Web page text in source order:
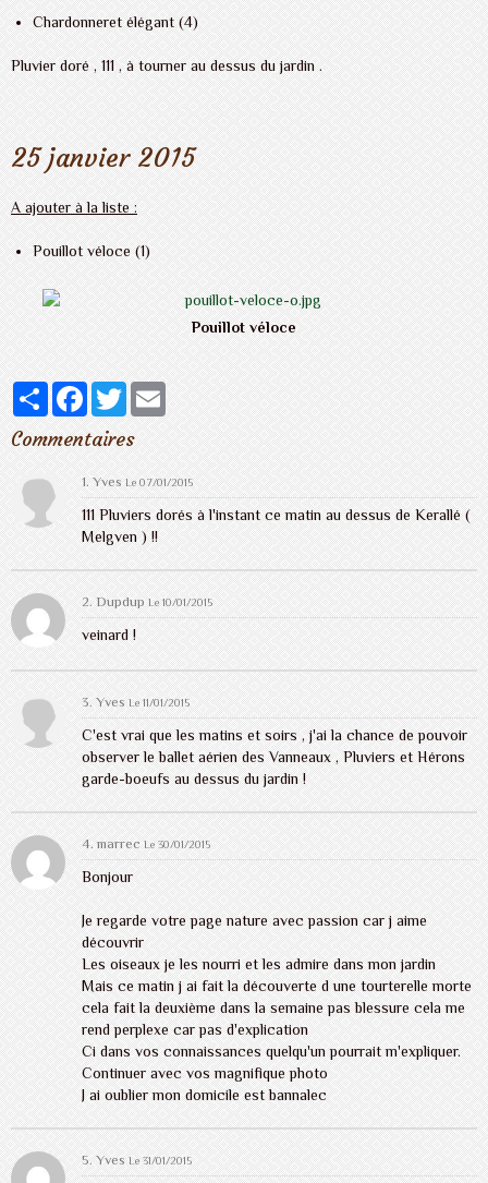
Chardonneret élégant (4)
Pluvier doré , 111 , à tourner au dessus du jardin .
25 janvier 2015
A ajouter à la liste :
Pouillot véloce (1)
Pouillot véloce
PartagerFacebook
TwitterEmail
Commentaires
1. YvesLe 07/01/2015
111 Pluviers dorés à l'instant ce matin au dessus de Kerallé (
Melgven ) !!
2.Dupdup Le 10/01/2015
veinard !
3. YvesLe 11/01/2015
C'est vrai que les matins et soirs , j'ai la chance de pouvoir
observer le ballet aérien des Vanneaux , Pluviers et Hérons
garde-boeufs au dessus du jardin !
4. marrecLe 30/01/2015
Bonjour
Je regarde votre page nature avec passion car j aime
découvrir
Les oiseaux je les nourri et les admire dans mon jardin
Mais ce matin j ai fait la découverte d une tourterelle morte
cela fait la deuxième dans la semaine pas blessure cela me
rend perplexe car pas d'explication
Ci dans vos connaissances quelqu'un pourrait m'expliquer.
Continuer avec vos magnifique photo
J ai oublier mon domicile est bannalec
5. YvesLe 31/01/2015